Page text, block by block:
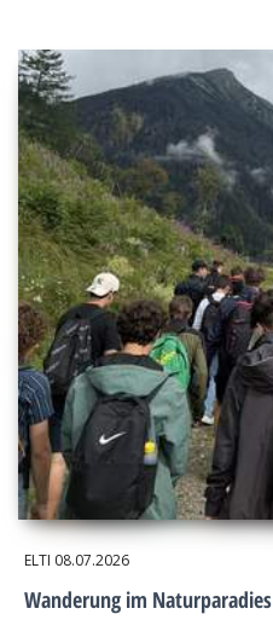
ELTI 08.07.2026
Wanderung im Naturparadies